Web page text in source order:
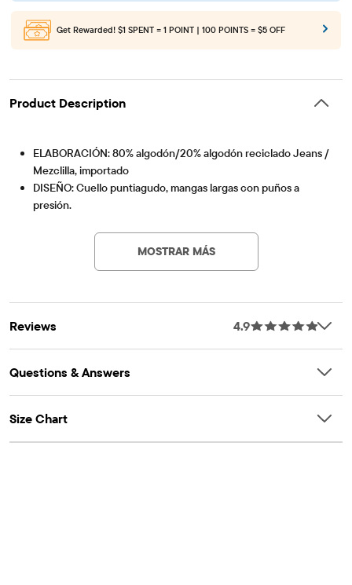
Get Rewarded! $1 SPENT = 1 POINT | 100 POINTS = $5 OFF
Product Description
ELABORACIÓN: 80% algodón/20% algodón reciclado Jeans /
Mezclilla, importado
DISEÑO: Cuello puntiagudo, mangas largas con puños a
presión.
cierre a presión, bolsillos ribeteados delanteros
¡Estamos marcando la diferencia! Estamos orgullosos de
asociarnos con Better Cotton para mejorar el cultivo de
sostenible. Saber más en Bettercotton.org/massbalance.
MOSTRAR MÁS
Reviews 4.9
Questions & Answers
Size Chart